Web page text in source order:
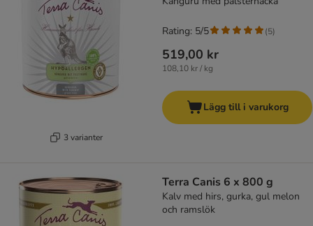
3 varianter
519,00 kr
108,10 kr / kg
Rating: 5/5 (5)
Lägg till i varukorg
Terra Canis 6 x 800 g
Kalv med hirs, gurka, gul melon
och ramslök